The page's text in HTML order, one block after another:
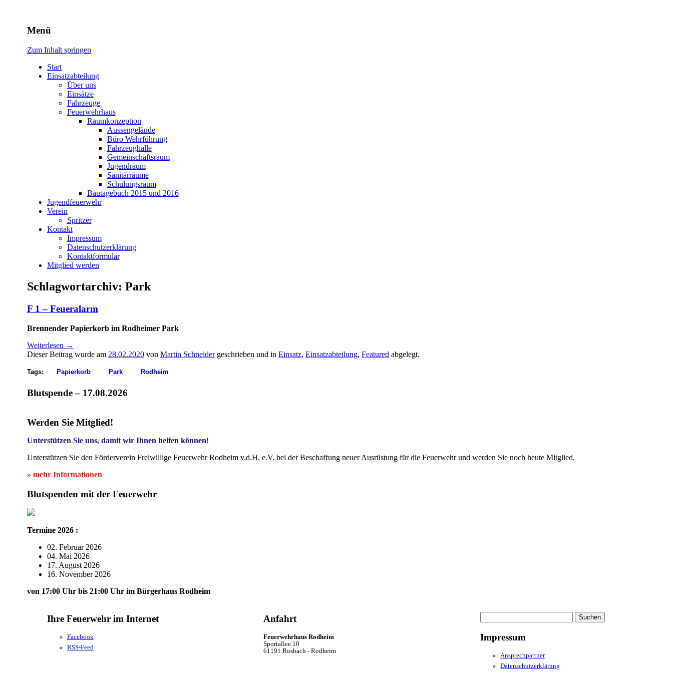
Freiwillige Feuerwehr Rodheim v.d.H.
Menü
Zum Inhalt springen
Start
Einsatzabteilung
Über uns
Einsätze
Fahrzeuge
Feuerwehrhaus
Raumkonzeption
Aussengelände
Büro Wehrführung
Fahrzeughalle
Gemeinschaftsraum
Jugendraum
Sanitärräume
Schulungsraum
Bautagebuch 2015 und 2016
Jugendfeuerwehr
Verein
Spritzer
Kontakt
Impressum
Datenschutzerklärung
Kontaktformular
Mitglied werden
Schlagwortarchiv: Park
F 1 – Feueralarm
Brennender Papierkorb im Rodheimer Park
Weiterlesen →
Dieser Beitrag wurde am 28.02.2020von Martin Schneidergeschrieben und in Einsatz, Einsatzabteilung, Featured abgelegt.
Tags: Papierkorb Park Rodheim
Blutspende – 17.08.2026
Werden Sie Mitglied!
Unterstützen Sie uns, damit wir Ihnen helfen können!
Unterstützen Sie den Förderverein Freiwillige Feuerwehr Rodheim v.d.H. e.V. bei der Beschaffung neuer Ausrüstung für die Feuerwehr und werden Sie noch heute Mitglied.
» mehr Informationen
Blutspenden mit der Feuerwehr
Termine 2026 :
02. Februar 2026
04. Mai 2026
17. August 2026
16. November 2026
von 17:00 Uhr bis 21:00 Uhr im Bürgerhaus Rodheim
Ihre Feuerwehr im Internet
Facebook
RSS-Feed
Anfahrt
Feuerwehrhaus Rodheim
Sportallee 10
61191 Rosbach - Rodheim
nach:
Impressum
Ansprechpartner
Datenschutzerklärung